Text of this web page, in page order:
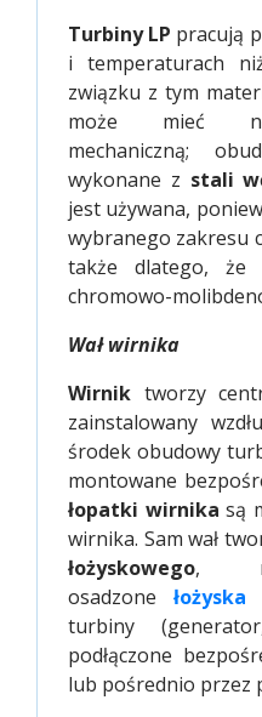
Turbiny LP pracują
i temperaturach
związku z tym
może mieć
mechaniczną;
wykonane z stali
jest używana,
wybranego zakresu
także dlatego, że
chromowo-
Wał wirnika
Wirnik tworzy
zainstalowany
środek obudowy
montowane
łopatki wirnika są
wirnika. Sam wał
łożyskowego,
osadzone
turbiny
podłączone
lub pośrednio przez